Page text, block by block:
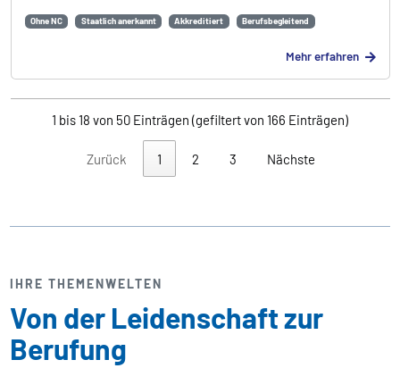
Ohne NC Staatlich anerkannt Akkreditiert Berufsbegleitend
Mehr erfahren
1 bis 18 von 50 Einträgen (gefiltert von 166 Einträgen)
Zurück 1 2 3 Nächste
IHRE THEMENWELTEN
Von der Leidenschaft zur
Berufung